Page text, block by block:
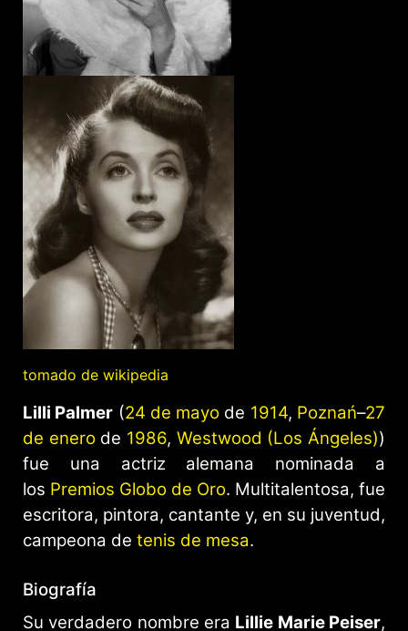
tomado de wikipedia
Lilli Palmer (24 de mayo de 1914, Poznań–27
de enerode 1986, Westwood (Los Ángeles))
fue una actriz alemana nominada a
los Premios Globo de Oro. Multitalentosa, fue
escritora, pintora, cantante y, en su juventud,
campeona de tenis de mesa.
Biografía
Su verdadero nombre era Lillie Marie Peiser,